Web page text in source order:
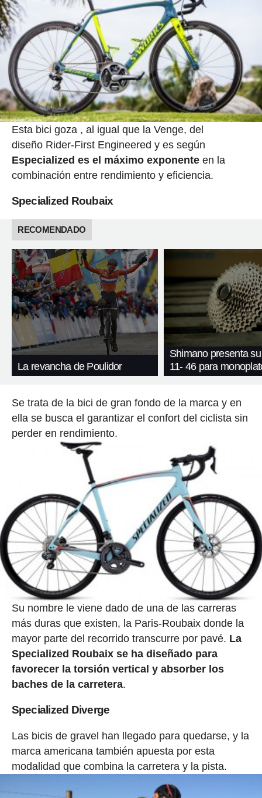
Esta bici goza , al igual que la Venge, del
diseño Rider-First Engineered y es según
Especialized es el máximo exponenteen la
combinación entre rendimiento y eficiencia.
Specialized Roubaix
RECOMENDADO
La revancha de Poulidor
Shimano presenta
11- 46 para
Se trata de la bici de gran fondo de la marca y en
ella se busca el garantizar el confort del ciclista sin
perder en rendimiento.
Su nombre le viene dado de una de las carreras
más duras que existen, la Paris-Roubaix donde la
mayor parte del recorrido transcurre por pavé. La
Specialized Roubaix se ha diseñado para
favorecer la torsión vertical y absorber los
baches de la carretera.
Specialized Diverge
Las bicis de gravel han llegado para quedarse, y la
marca americana también apuesta por esta
modalidad que combina la carretera y la pista.